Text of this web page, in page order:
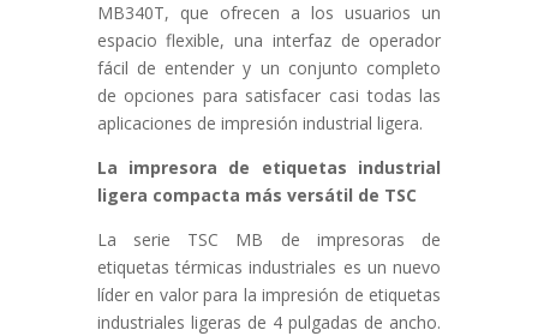
MB340T, que ofrecen a los usuarios un
espacio flexible, una interfaz de operador
fácil de entender y un conjunto completo
de opciones para satisfacer casi todas las
aplicaciones de impresión industrial ligera.
La impresora de etiquetas industrial
ligera compacta más versátil de TSC
La serie TSC MB de impresoras de
etiquetas térmicas industriales es un nuevo
líder en valor para la impresión de etiquetas
industriales ligeras de 4 pulgadas de ancho.